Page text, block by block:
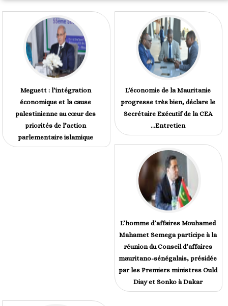
Meguett : l’intégration
économique et la cause
palestinienne au cœur des
priorités de l’action
parlementaire islamique
L’économie de la Mauritanie
progresse très bien, déclare le
Secrétaire Exécutif de la CEA
...Entretien
L’homme d’affaires Mouhamed
Mahamet Semega participe à la
réunion du Conseil d’affaires
mauritano-sénégalais, présidée
par les Premiers ministres Ould
Diay et Sonko à Dakar